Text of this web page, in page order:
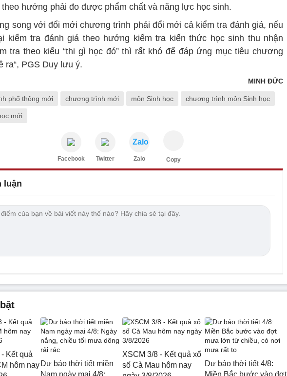
theo hướng phải đo được phẩm chất và năng lực học sinh.
song với đổi mới chương trình phải đổi mới cả kiểm tra đánh giá, nếu
kiểm tra đánh giá theo hướng kiểm tra kiến thức học sinh thu nhận
tra theo kiểu “thi gì học đó” thì rất khó để đáp ứng mục tiêu chương
ra“, PGS Duy lưu ý.
MINH ĐỨC
phổ thông mới chương trình mới môn Sinh học chương trình môn Sinh học
mới
Facebook Twitter
Zalo
Zalo Copy
luận
Kết quả
hôm nay Dự báo thời tiết miền
Nam ngày mai 4/8:
XSCM 3/8 - Kết quả xổ
số Cà Mau hôm nay
Dự báo thời tiết 4/8:
Miền Bắc bước vào đợt